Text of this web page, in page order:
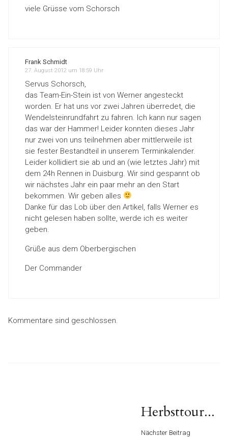
viele Grüsse vom Schorsch
Frank Schmidt
27. August 2012 um 18:59 Uhr
Servus Schorsch,
das Team-Ein-Stein ist von Werner angesteckt
worden. Er hat uns vor zwei Jahren überredet, die
Wendelsteinrundfahrt zu fahren. Ich kann nur sagen
das war der Hammer! Leider konnten dieses Jahr
nur zwei von uns teilnehmen aber mittlerweile ist
sie fester Bestandteil in unserem Terminkalender.
Leider kollidiert sie ab und an (wie letztes Jahr) mit
dem 24h Rennen in Duisburg. Wir sind gespannt ob
wir nächstes Jahr ein paar mehr an den Start
bekommen. Wir geben alles
Danke für das Lob über den Artikel, falls Werner es
nicht gelesen haben sollte, werde ich es weiter
geben.
Grüße aus dem Oberbergischen
Der Commander
Kommentare sind geschlossen.
Nächster
Beitrag
Herbsttour...
Nächster Beitrag